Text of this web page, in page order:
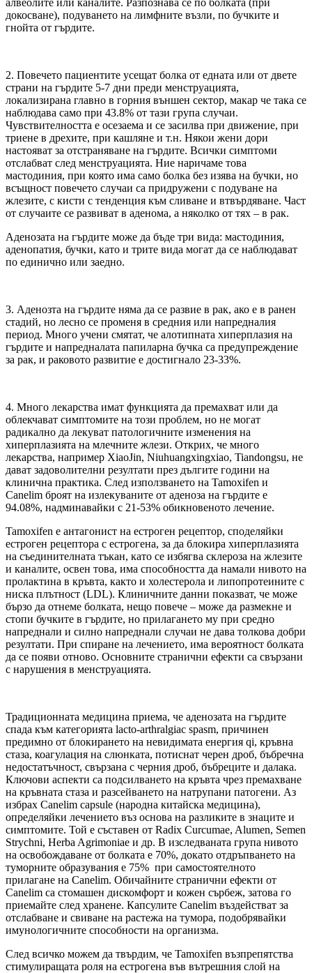
алвеолите или каналите. Разпознава се по болката (при
докосване), подуването на лимфните възли, по бучките и
гнойта от гърдите.
2. Повечето пациентите усещат болка от едната или от двете
страни на гърдите 5-7 дни преди менструацията,
локализирана главно в горния външен сектор, макар че така се
наблюдава само при 43.8% от тази група случаи.
Чувствителността е осезаема и се засилва при движение, при
триене в дрехите, при кашляне и т.н. Някои жени дори
настояват за отстраняване на гърдите. Всички симптоми
отслабват след менструацията. Ние наричаме това
мастодиния, при която има само болка без изява на бучки, но
всъщност повечето случаи са придружени с подуване на
жлезите, с кисти с тенденция към сливане и втвърдяване. Част
от случаите се развиват в аденома, а няколко от тях – в рак.
Аденозата на гърдите може да бъде три вида: мастодиния,
аденопатия, бучки, като и трите вида могат да се наблюдават
по единично или заедно.
3. Аденозта на гърдите няма да се развие в рак, ако е в ранен
стадий, но лесно се променя в средния или напредналия
период. Много учени смятат, че алотипната хиперплазия на
гърдите и напредналата папиларна бучка са предупреждение
за рак, и раковото развитие е достигнало 23-33%.
4. Много лекарства имат функцията да премахват или да
облекчават симптомите на този проблем, но не могат
радикално да лекуват патологичните изменения на
хиперплазията на млечните жлези. Открих, че много
лекарства, например XiaoJin, Niuhuangxingxiao, Tiandongsu, не
дават задоволителни резултати през дългите години на
клинична практика. След използването на Tamoxifen и
Canelim броят на излекувaните от аденоза на гърдите е
94.08%, надминавайки с 21-53% обикновеното лечение.
Tamoxifen е антагонист на естроген рецептор, споделяйки
естроген рецептора с естрогена, за да блокира хиперплазията
на съединителната тъкан, като се избягва склероза на жлезите
и каналите, освен това, има способността да намали нивото на
пролактина в кръвта, както и холестерола и липопротеините с
ниска плътност (LDL). Клиничните данни показват, че може
бързо да отнеме болката, нещо повече – може да размекне и
стопи бучките в гърдите, но прилагането му при средно
напреднали и силно напреднали случаи не дава толкова добри
резултати. При спиране на лечението, има вероятност болката
да се появи отново. Основните странични ефекти са свързани
с нарушения в менструацията.
Традиционната медицина приема, че аденозата на гърдите
спада към категорията lacto-arthralgiaс spasm, причинен
предимно от блокирането на невидимата енергия qi, кръвна
стаза, коагулация на слюнката, потиснат черен дроб, бъбречна
недостатъчност, свързана с черния дроб, бъбреците и далака.
Ключови аспекти са подсилването на кръвта чрез премахване
на кръвната стаза и разсейването на натрупани патогени. Аз
избрах Canelim capsule (народна китайска медицина),
определяйки лечението въз основа на разликите в знаците и
симптомите. Той е съставен от Radix Curcumae, Alumen, Semen
Strychni, Herba Agrimoniae и др. В изследваната група нивото
на освобождаване от болката е 70%, докато отдръпването на
туморните образувания е 75% при самостоятелното
прилагане на Canelim. Обичайните странични ефекти от
Canelim са стомашен дискомфорт и кожен сърбеж, затова го
приемайте след хранене. Капсулите Canelim въздействат за
отслабване и свиване на растежа на тумора, подобрявайки
имунологичните способности на организма.
След всичко можем да твърдим, че Tamoxifen възпрепятства
стимулиращата роля на естрогена във вътрешния слой на